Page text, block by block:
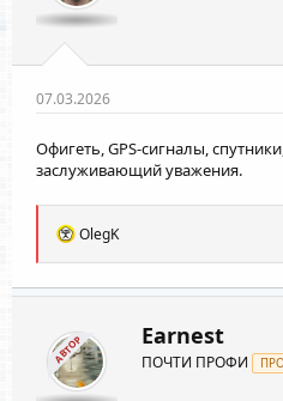
07.03.2026
Офигеть, GPS-сигналы,
заслуживающий уважения.
Р
а
к
и
и
:
OlegK
АВТОР Earnest
ПОЧТИ ПРОФИ